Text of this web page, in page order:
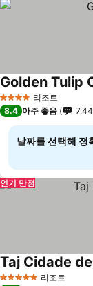
4 성급 리조트
Golden Tulip
8.4 아주 좋음
날짜를 선택해 정
인기 만점
5 성급 리조트
Taj Cidade